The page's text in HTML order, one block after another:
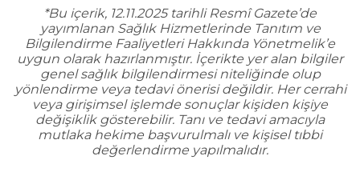
*Bu içerik, 12.11.2025 tarihli Resmî Gazete’de
yayımlanan Sağlık Hizmetlerinde Tanıtım ve
Bilgilendirme Faaliyetleri Hakkında Yönetmelik’e
uygun olarak hazırlanmıştır. İçerikte yer alan bilgiler
genel sağlık bilgilendirmesi niteliğinde olup
yönlendirme veya tedavi önerisi değildir. Her cerrahi
veya girişimsel işlemde sonuçlar kişiden kişiye
değişiklik gösterebilir. Tanı ve tedavi amacıyla
mutlaka hekime başvurulmalı ve kişisel tıbbi
değerlendirme yapılmalıdır.